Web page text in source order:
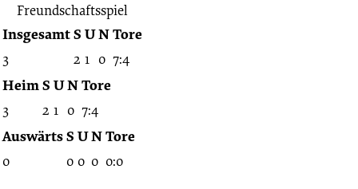
Freundschaftsspiel
InsgesamtS UNTore
3 2 1 0 7:4
HeimS UNTore
3 2 1 0 7:4
AuswärtsS UNTore
0 0 0 0 0:0